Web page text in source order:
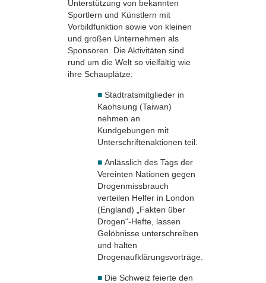
Unterstützung von bekannten
Sportlern und Künstlern mit
Vorbildfunktion sowie von kleinen
und großen Unternehmen als
Sponsoren. Die Aktivitäten sind
rund um die Welt so vielfältig wie
ihre Schauplätze:
■ Stadtratsmitglieder in
Kaohsiung (Taiwan)
nehmen an
Kundgebungen mit
Unterschriftenaktionen teil.
■ Anlässlich des Tags der
Vereinten Nationen gegen
Drogenmissbrauch
verteilen Helfer in London
(England) „Fakten über
Drogen“-Hefte, lassen
Gelöbnisse unterschreiben
und halten
Drogenaufklärungsvorträge.
■ Die Schweiz feierte den